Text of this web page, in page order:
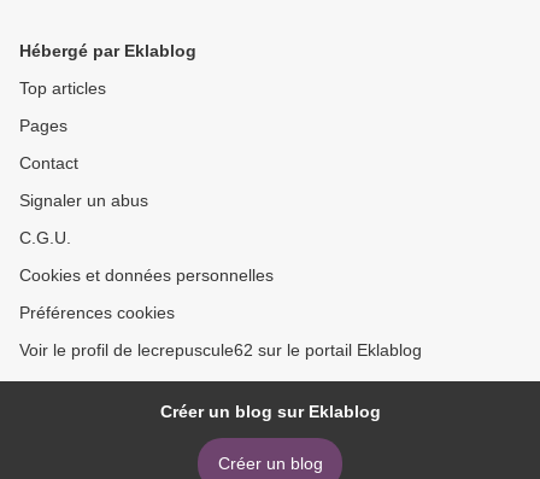
Hébergé par Eklablog
Top articles
Pages
Contact
Signaler un abus
C.G.U.
Cookies et données personnelles
Préférences cookies
Voir le profil de lecrepuscule62 sur le portail Eklablog
Créer un blog sur Eklablog
Créer un blog